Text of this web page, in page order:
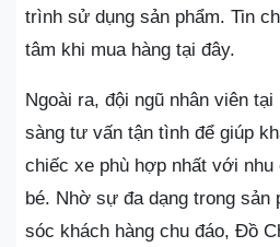
trình sử dụng sản phẩm. Tin
tâm khi mua hàng tại đây.
Ngoài ra, đội ngũ nhân viên
sàng tư vấn tận tình để giúp
chiếc xe phù hợp nhất với
bé. Nhờ sự đa dạng trong sản
sóc khách hàng chu đáo, Đồ